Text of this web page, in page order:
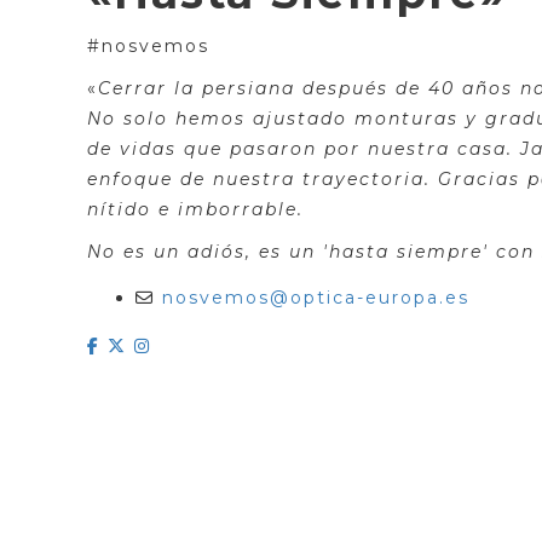
#nosvemos
« Cerrar la persiana después de 40 años
No solo hemos ajustado monturas y
de vidas que pasaron por nuestra casa.
enfoque de nuestra trayectoria. Gracias
nítido e imborrable.
No es un adiós, es un 'hasta siempre'
nosvemos@optica-europa.es